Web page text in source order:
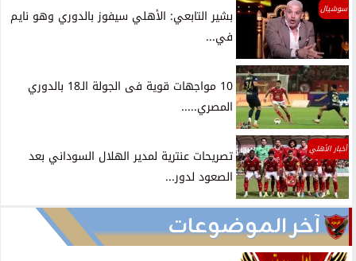
سوشيال
بشير التابعي: الأهلي سيفوز بالدوري وهو نايم
في...
10 مواجهات قوية فى الجولة الـ18 بالدوري
المصري.....
أخبار الأهلي
تصريحات عنترية لمدير الهلال السوداني بعد
الصعود لدور...
آخر الموضوعات